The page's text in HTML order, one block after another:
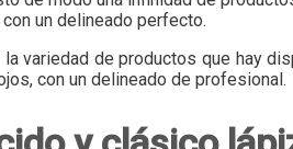
un delineado perfecto.
la variedad de productos que hay
con un delineado de profesional.